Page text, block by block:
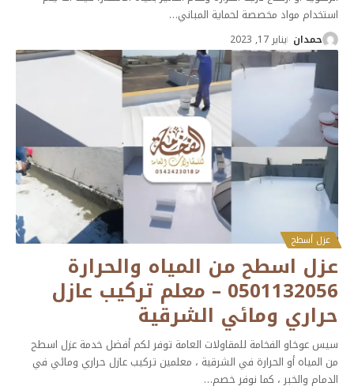
استخدام مواد مخصصة لحماية المباني…
حمدان يناير 17, 2023
عزل أسطح
عزل اسطح من المياه والحرارة
0501132056 – معلم تركيب عازل
حراري ومائي الشرقية
سيس عوخاو الفخامة للمقاولات العامة توفر لكم أفضل خدمة عزل اسطح
من المياه أو الحرارة في الشرقية ، معلمين تركيب عازل حراري ومائي في
الدمام والخبر ، كما نوفر خصم…